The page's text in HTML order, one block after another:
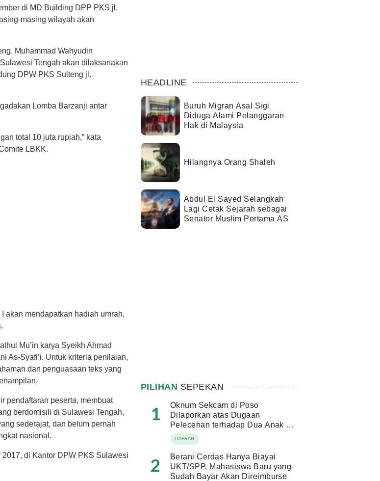
di MD Building DPP PKS jl.
masing wilayah akan
Muhammad Wahyudin
Tengah akan dilaksanakan
DPW PKS Sulteng jl.
Lomba Barzanji antar
total 10 juta rupiah,” kata
LBKK.
akan mendapatkan hadiah umrah,
Mu’in karya Syeikh Ahmad
As-Syafi’i. Untuk kriteria penilaian,
dan penguasaan teks yang
pendaftaran peserta, membuat
berdomisili di Sulawesi Tengah,
sederajat, dan belum pernah
nasional.
di Kantor DPW PKS Sulawesi
HEADLINE
Buruh Migran Asal Sigi
Diduga Alami Pelanggaran
Hak di Malaysia
Hilangnya Orang Shaleh
Abdul El Sayed Selangkah
Lagi Cetak Sejarah sebagai
Senator Muslim Pertama AS
PILIHAN SEPEKAN
1
Oknum Sekcam di Poso
Dilaporkan atas Dugaan
Pelecehan terhadap Dua Anak di
Bawah Umur
DAERAH
2
Berani Cerdas Hanya Biayai
UKT/SPP, Mahasiswa Baru yang
Sudah Bayar Akan Direimburse